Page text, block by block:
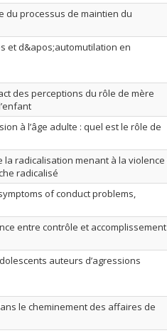
du processus de maintien du
et d&apos;automutilation en
des perceptions du rôle de mère
à l’âge adulte : quel est le rôle de
radicalisation menant à la violence
radicalisé
of conduct problems,
entre contrôle et accomplissement
auteurs d’agressions
le cheminement des affaires de